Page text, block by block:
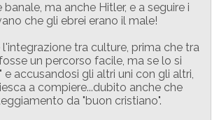
banale, ma anche Hitler, e a seguire i
che gli ebrei erano il male!
tra culture, prima che tra
un percorso facile, ma se lo si
e accusandosi gli altri uni con gli altri,
a compiere...dubito anche che
da "buon cristiano".